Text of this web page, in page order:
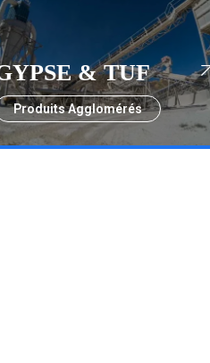
& TUF
Produits Agglomérés